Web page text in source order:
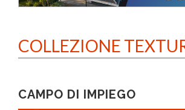
COLLEZIONE
CAMPO DI IMPIEGO